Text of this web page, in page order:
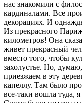
нас знакомили с
кардиналами. Все
декорациях. И
Из прекрасного
километров! Она
живет прекрасный
вместо того, чтобы
захолустье. Но,
приезжаем в эту
капеллу. Там было
все-таки вошла туда,